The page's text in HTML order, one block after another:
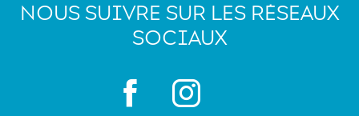
NOUS SUIVRE SUR LES RÉSEAUX
SOCIAUX